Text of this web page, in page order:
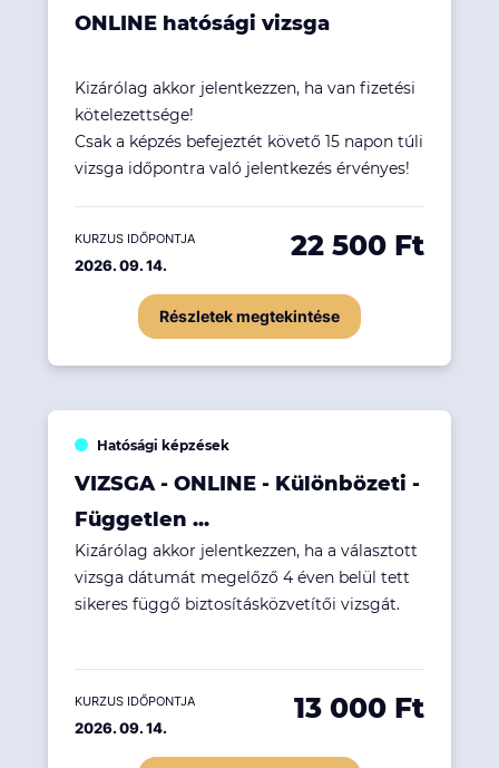
ONLINE hatósági vizsga
Kizárólag akkor jelentkezzen, ha van fizetési
kötelezettsége!
Csak a képzés befejeztét követő 15 napon túli
vizsga időpontra való jelentkezés érvényes!
KURZUS IDŐPONTJA
2026. 09. 14.
22 500 Ft
Részletek megtekintése
Hatósági képzések
VIZSGA - ONLINE - Különbözeti -
Független ...
Kizárólag akkor jelentkezzen, ha a választott
vizsga dátumát megelőző 4 éven belül tett
sikeres függő biztosításközvetítői vizsgát.
KURZUS IDŐPONTJA
2026. 09. 14.
13 000 Ft